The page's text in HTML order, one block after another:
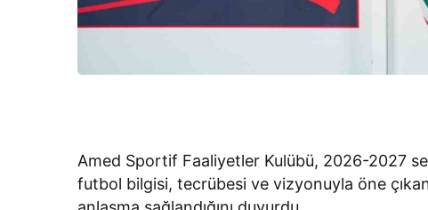
Amed Sportif Faaliyetler Kulübü, 2026-2027
futbol bilgisi, tecrübesi ve vizyonuyla öne